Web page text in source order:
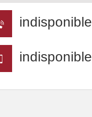
indisponible
indisponible